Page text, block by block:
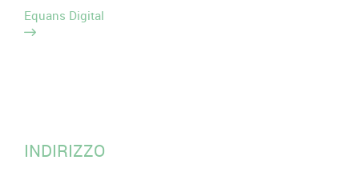
Equans Digital
INDIRIZZO